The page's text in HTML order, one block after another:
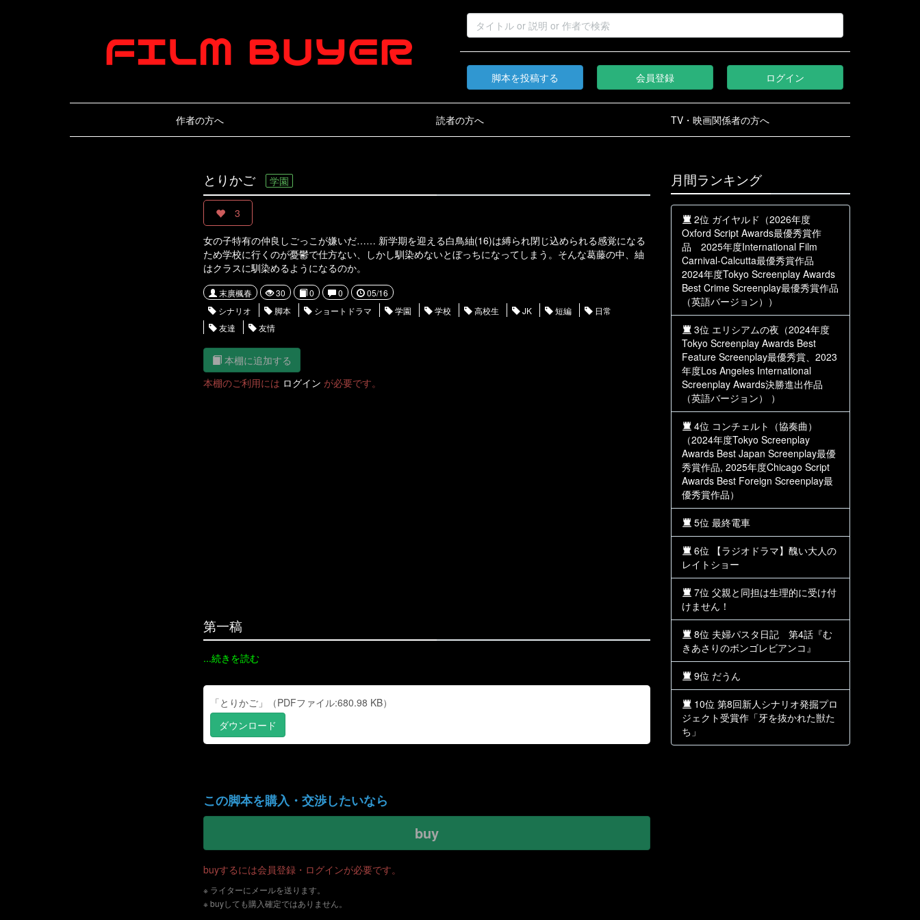
脚本を投稿する 会員登録 ログイン
作者の方へ 読者の方へ TV・映画関係者の方へ
とりかご 学園
3
女の子特有の仲良しごっこが嫌いだ…… 新学期を迎える白鳥紬(16)は縛られ閉じ込められる感覚になる
ため学校に行くのが憂鬱で仕方ない、しかし馴染めないとぼっちになってしまう。そんな葛藤の中、紬
はクラスに馴染めるようになるのか。
末廣楓春 30 0 0
05/16
シナリオ
脚本 ショートドラマ 学園 学校 高校生 JK 短編
日常
友達
友情
本棚に追加する
本棚のご利用には ログイン が必要です。
第一稿
...続きを読む
「とりかご」（PDFファイル:680.98 KB）
ダウンロード
この脚本を購入・交渉したいなら
buy
buyするには会員登録・ログインが必要です。
※ ライターにメールを送ります。
※ buyしても購入確定ではありません。
月間ランキング
2位 ガイヤルド（2026年度
Oxford Script Awards最優秀賞作
品 2025年度International Film
Carnival-Calcutta最優秀賞作品
2024年度Tokyo Screenplay Awards
Best Crime Screenplay最優秀賞作品
（英語バージョン））
3位 エリシアムの夜（2024年度
Tokyo Screenplay Awards Best
Feature Screenplay最優秀賞、2023
年度Los Angeles International
Screenplay Awards決勝進出作品
（英語バージョン） ）
4位 コンチェルト（協奏曲）
（2024年度Tokyo Screenplay
Awards Best Japan Screenplay最優
秀賞作品, 2025年度Chicago Script
Awards Best Foreign Screenplay最
優秀賞作品）
5位 最終電車
6位 【ラジオドラマ】醜い大人の
レイトショー
7位 父親と同担は生理的に受け付
けません！
8位 夫婦パスタ日記 第4話『む
きあさりのボンゴレビアンコ』
9位 だうん
10位 第8回新人シナリオ発掘プロ
ジェクト受賞作「牙を抜かれた獣た
ち」